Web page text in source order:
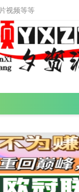
视频等等